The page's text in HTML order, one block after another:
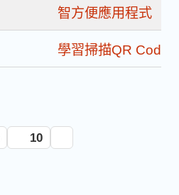
智方便應用程式
學習掃描QR Code
10